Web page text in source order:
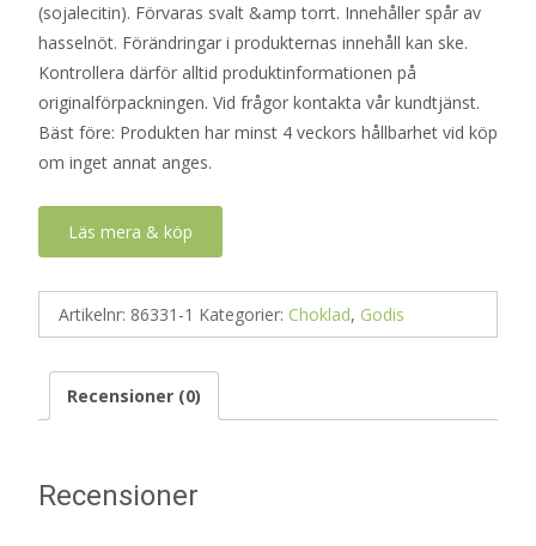
(sojalecitin). Förvaras svalt &amp torrt. Innehåller spår av
hasselnöt. Förändringar i produkternas innehåll kan ske.
Kontrollera därför alltid produktinformationen på
originalförpackningen. Vid frågor kontakta vår kundtjänst.
Bäst före: Produkten har minst 4 veckors hållbarhet vid köp
om inget annat anges.
Läs mera & köp
Artikelnr: 86331-1 Kategorier: Choklad, Godis
Recensioner (0)
Recensioner